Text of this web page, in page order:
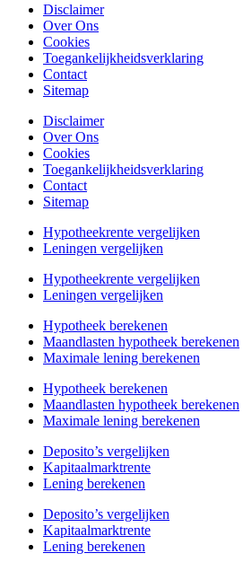
Disclaimer
Over Ons
Cookies
Toegankelijkheidsverklaring
Contact
Sitemap
Disclaimer
Over Ons
Cookies
Toegankelijkheidsverklaring
Contact
Sitemap
Hypotheekrente vergelijken
Leningen vergelijken
Hypotheekrente vergelijken
Leningen vergelijken
Hypotheek berekenen
Maandlasten hypotheek berekenen
Maximale lening berekenen
Hypotheek berekenen
Maandlasten hypotheek berekenen
Maximale lening berekenen
Deposito’s vergelijken
Kapitaalmarktrente
Lening berekenen
Deposito’s vergelijken
Kapitaalmarktrente
Lening berekenen